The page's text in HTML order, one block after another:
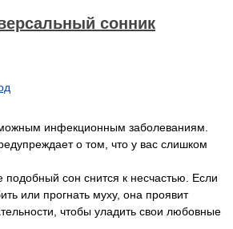
сонник
инфекционным заболеваниям.
о том, что у вас слишком
сон снится к несчастью. Если
или прогнать муху, она проявит
чтобы уладить свои любовные